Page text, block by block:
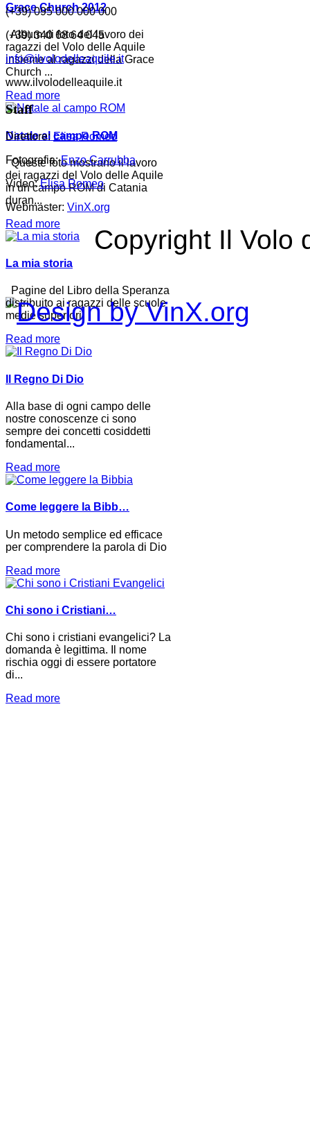
Grace Church 2012
Album di foto del lavoro dei
ragazzi del Volo delle Aquile
insieme al ragazzi della Grace
Church ...
Read more
Natale al campo ROM
Queste foto mostrano il lavoro
dei ragazzi del Volo delle Aquile
in un campo ROM di Catania
duran...
Read more
La mia storia
Pagine del Libro della Speranza
distribuito ai ragazzi delle scuole
medie superiori.
Read more
Il Regno Di Dio
Alla base di ogni campo delle
nostre conoscenze ci sono
sempre dei concetti cosiddetti
fondamental...
Read more
Come leggere la Bibb…
Un metodo semplice ed efficace
per comprendere la parola di Dio
Read more
Chi sono i Cristiani…
Chi sono i cristiani evangelici? La
domanda è legittima. Il nome
rischia oggi di essere portatore
di...
Read more
(+39) 095 000 000 000
(+39) 340 68 64 045
info@ilvolodelleaquile.it
www.ilvolodelleaquile.it
Staff
Direttore: Elisa Romeo
Fotografia:Enzo Carrubba
Video:Elisa Romeo
Webmaster: VinX.org
Copyright Il Volo